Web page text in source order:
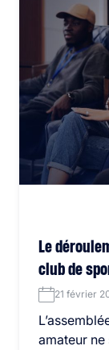
Le
club de
21 février
amateur ne